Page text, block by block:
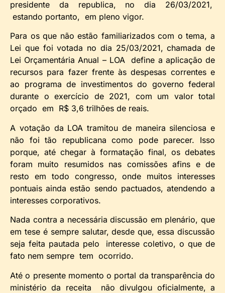
presidente da republica, no dia 26/03/2021,
estando portanto, em pleno vigor.
Para os que não estão familiarizados com o tema, a
Lei que foi votada no dia 25/03/2021, chamada de
Lei Orçamentária Anual – LOA define a aplicação de
recursos para fazer frente às despesas correntes e
ao programa de investimentos do governo federal
durante o exercício de 2021, com um valor total
orçado em R$ 3,6 trilhões de reais.
A votação da LOA tramitou de maneira silenciosa e
não foi tão republicana como pode parecer. Isso
porque, até chegar à formatação final, os debates
foram muito resumidos nas comissões afins e de
resto em todo congresso, onde muitos interesses
pontuais ainda estão sendo pactuados, atendendo a
interesses corporativos.
Nada contra a necessária discussão em plenário, que
em tese é sempre salutar, desde que, essa discussão
seja feita pautada pelo interesse coletivo, o que de
fato nem sempre tem ocorrido.
Até o presente momento o portal da transparência do
ministério da receita não divulgou oficialmente, a